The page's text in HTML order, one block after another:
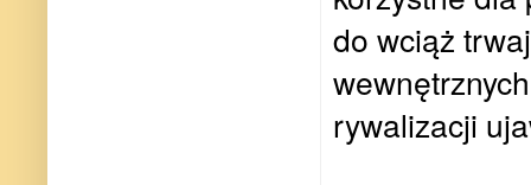
do wciąż
rywalizacji